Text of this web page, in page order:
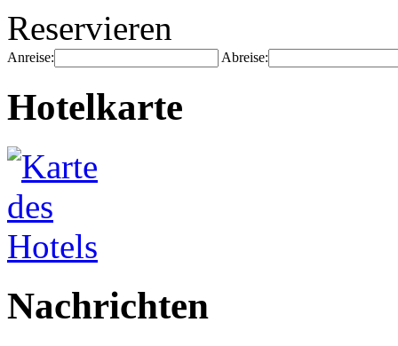
Reservieren
Anreise: Abreise:
Hotelkarte
Nachrichten